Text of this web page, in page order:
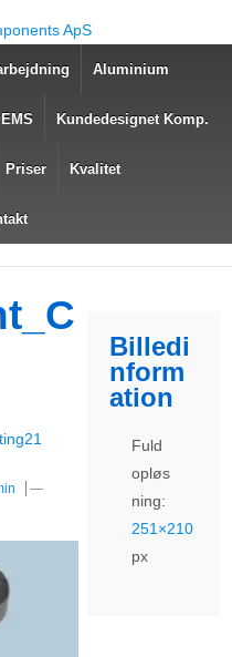
Aluminium
Kundedesignet Komp.
Priser Kvalitet
—
Billedi
nform
ation
Fuld
opløs
ning:
251×210
px